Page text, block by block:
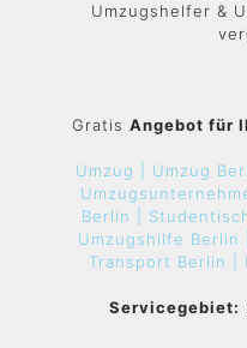
Umzugshelfer &
Gratis Angebot für
Umzug | Umzug
Berlin |
Umzugshilfe Berlin |
Transport Berlin |
Servicegebiet: